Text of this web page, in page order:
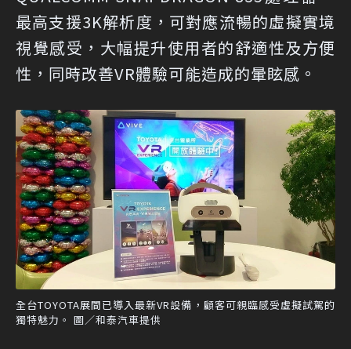
最高支援3K解析度，可對應流暢的虛擬實境
視覺感受，大幅提升使用者的舒適性及方便
性，同時改善VR體驗可能造成的暈眩感。
全台TOYOTA展間已導入最新VR設備，顧客可親臨感受虛擬試駕的
獨特魅力。 圖／和泰汽車提供